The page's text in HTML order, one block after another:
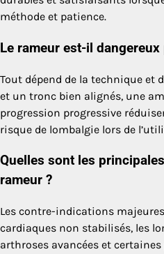
méthode et patience.
Le rameur est-il
Tout dépend de la technique et
et un tronc bien alignés, une
progression progressive
risque de lombalgie lors de
Quelles sont les
rameur ?
Les contre-indications
cardiaques non stabilisés, les
arthroses avancées et